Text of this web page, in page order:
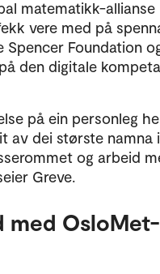
matematikk-allianse
vere med på
Spencer Foundation
den digitale
på ein personleg
av dei største namna
og arbeid
Greve.
med OsloMet-